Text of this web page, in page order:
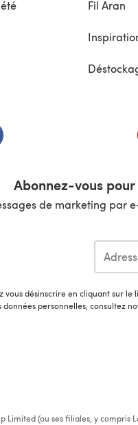
Fil Aran
dans un nouvel
Abonnez-vous
de marketing par
vous désinscrire en cliquant sur
données personnelles, consultez
Limited (ou ses filiales, y compris